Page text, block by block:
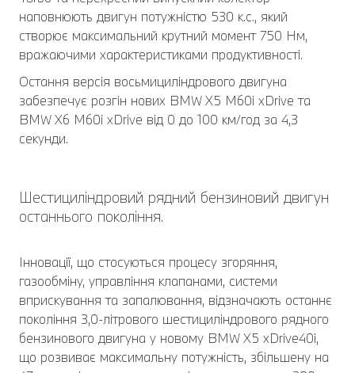
наповнюють двигун потужністю 530 к.с., який
створює максимальний крутний момент 750 Нм,
вражаючими характеристиками продуктивності.
Остання версія восьмициліндрового двигуна
забезпечує розгін нових BMW X5 M60i xDrive та
BMW X6 M60i xDrive від 0 до 100 км/год за 4,3
секунди.
Шестициліндровий рядний бензиновий двигун
останнього покоління.
Інновації, що стосуються процесу згоряння,
газообміну, управління клапанами, системи
вприскування та запалювання, відзначають останнє
покоління 3,0-літрового шестициліндрового рядного
бензинового двигуна у новому BMW X5 xDrive40i,
що розвиває максимальну потужність, збільшену на